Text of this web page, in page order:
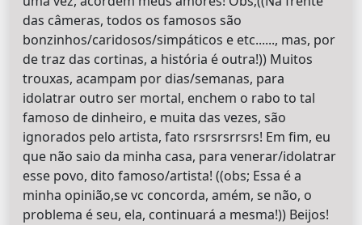
das câmeras, todos os famosos são
bonzinhos/caridosos/simpáticos e etc......, mas, por
de traz das cortinas, a história é outra!)) Muitos
trouxas, acampam por dias/semanas, para
idolatrar outro ser mortal, enchem o rabo to tal
famoso de dinheiro, e muita das vezes, são
ignorados pelo artista, fato rsrsrsrrsrs! Em fim, eu
que não saio da minha casa, para venerar/idolatrar
esse povo, dito famoso/artista! ((obs; Essa é a
minha opinião,se vc concorda, amém, se não, o
problema é seu, ela, continuará a mesma!)) Beijos!